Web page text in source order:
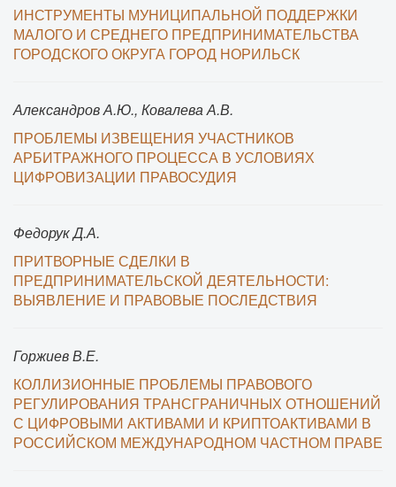
ИНСТРУМЕНТЫ МУНИЦИПАЛЬНОЙ ПОДДЕРЖКИ
МАЛОГО И СРЕДНЕГО ПРЕДПРИНИМАТЕЛЬСТВА
ГОРОДСКОГО ОКРУГА ГОРОД НОРИЛЬСК
Александров А.Ю., Ковалева А.В.
ПРОБЛЕМЫ ИЗВЕЩЕНИЯ УЧАСТНИКОВ
АРБИТРАЖНОГО ПРОЦЕССА В УСЛОВИЯХ
ЦИФРОВИЗАЦИИ ПРАВОСУДИЯ
Федорук Д.А.
ПРИТВОРНЫЕ СДЕЛКИ В
ПРЕДПРИНИМАТЕЛЬСКОЙ ДЕЯТЕЛЬНОСТИ:
ВЫЯВЛЕНИЕ И ПРАВОВЫЕ ПОСЛЕДСТВИЯ
Горжиев В.Е.
КОЛЛИЗИОННЫЕ ПРОБЛЕМЫ ПРАВОВОГО
РЕГУЛИРОВАНИЯ ТРАНСГРАНИЧНЫХ ОТНОШЕНИЙ
С ЦИФРОВЫМИ АКТИВАМИ И КРИПТОАКТИВАМИ В
РОССИЙСКОМ МЕЖДУНАРОДНОМ ЧАСТНОМ ПРАВЕ